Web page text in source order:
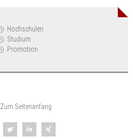
Hochschulen
Studium
Promotion
Zum Seitenanfang